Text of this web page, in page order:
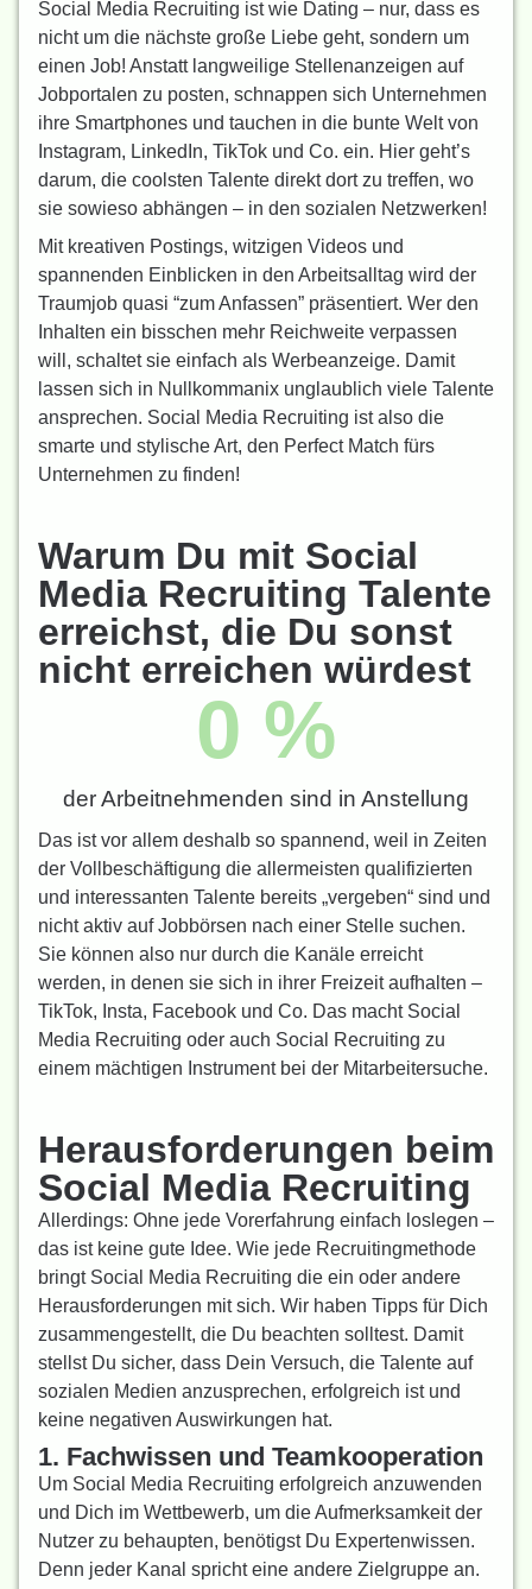
Social Media Recruiting ist wie Dating – nur, dass es
nicht um die nächste große Liebe geht, sondern um
einen Job! Anstatt langweilige Stellenanzeigen auf
Jobportalen zu posten, schnappen sich Unternehmen
ihre Smartphones und tauchen in die bunte Welt von
Instagram, LinkedIn, TikTok und Co. ein. Hier geht’s
darum, die coolsten Talente direkt dort zu treffen, wo
sie sowieso abhängen – in den sozialen Netzwerken!
Mit kreativen Postings, witzigen Videos und
spannenden Einblicken in den Arbeitsalltag wird der
Traumjob quasi “zum Anfassen” präsentiert. Wer den
Inhalten ein bisschen mehr Reichweite verpassen
will, schaltet sie einfach als Werbeanzeige. Damit
lassen sich in Nullkommanix unglaublich viele Talente
ansprechen. Social Media Recruiting ist also die
smarte und stylische Art, den Perfect Match fürs
Unternehmen zu finden!
Warum Du mit Social
Media Recruiting Talente
erreichst, die Du sonst
nicht erreichen würdest
der Arbeitnehmenden sind in Anstellung
0 %
Das ist vor allem deshalb so spannend, weil in Zeiten
der Vollbeschäftigung die allermeisten qualifizierten
und interessanten Talente bereits „vergeben“ sind und
nicht aktiv auf Jobbörsen nach einer Stelle suchen.
Sie können also nur durch die Kanäle erreicht
werden, in denen sie sich in ihrer Freizeit aufhalten –
TikTok, Insta, Facebook und Co. Das macht Social
Media Recruiting oder auch Social Recruiting zu
einem mächtigen Instrument bei der Mitarbeitersuche.
Herausforderungen beim
Social Media Recruiting
Allerdings: Ohne jede Vorerfahrung einfach loslegen –
das ist keine gute Idee. Wie jede Recruitingmethode
bringt Social Media Recruiting die ein oder andere
Herausforderungen mit sich. Wir haben Tipps für Dich
zusammengestellt, die Du beachten solltest. Damit
stellst Du sicher, dass Dein Versuch, die Talente auf
sozialen Medien anzusprechen, erfolgreich ist und
keine negativen Auswirkungen hat.
1. Fachwissen und Teamkooperation
Um Social Media Recruiting erfolgreich anzuwenden
und Dich im Wettbewerb, um die Aufmerksamkeit der
Nutzer zu behaupten, benötigst Du Expertenwissen.
Denn jeder Kanal spricht eine andere Zielgruppe an.